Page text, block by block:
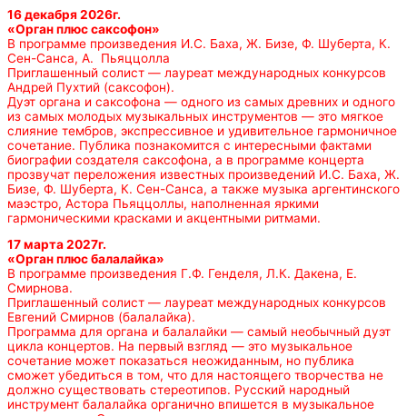
16 декабря 2026г.
«Орган плюс саксофон»
В программе произведения И.С. Баха, Ж. Бизе, Ф. Шуберта, К.
Сен-Санса, А. Пьяццолла
Приглашенный солист — лауреат международных конкурсов
Андрей Пухтий (саксофон).
Дуэт органа и саксофона — одного из самых древних и одного
из самых молодых музыкальных инструментов — это мягкое
слияние тембров, экспрессивное и удивительное гармоничное
сочетание. Публика познакомится с интересными фактами
биографии создателя саксофона, а в программе концерта
прозвучат переложения известных произведений И.С. Баха, Ж.
Бизе, Ф. Шуберта, К. Сен-Санса, а также музыка аргентинского
маэстро, Астора Пьяццоллы, наполненная яркими
гармоническими красками и акцентными ритмами.
17 марта 2027г.
«Орган плюс балалайка»
В программе произведения Г.Ф. Генделя, Л.К. Дакена, Е.
Смирнова.
Приглашенный солист — лауреат международных конкурсов
Евгений Смирнов (балалайка).
Программа для органа и балалайки — самый необычный дуэт
цикла концертов. На первый взгляд — это музыкальное
сочетание может показаться неожиданным, но публика
сможет убедиться в том, что для настоящего творчества не
должно существовать стереотипов. Русский народный
инструмент балалайка органично впишется в музыкальное